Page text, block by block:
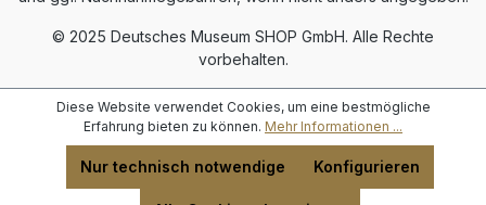
© 2025 Deutsches Museum SHOP GmbH. Alle Rechte
vorbehalten.
Diese Website verwendet Cookies, um eine bestmögliche
Erfahrung bieten zu können. Mehr Informationen ...
Nur technisch notwendige Konfigurieren